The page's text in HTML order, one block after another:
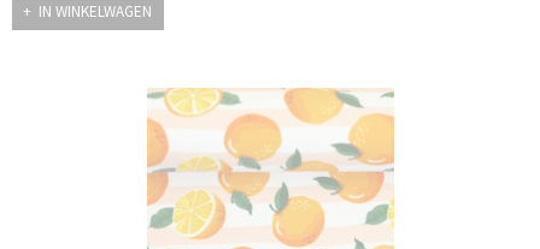
IN WINKELWAGEN